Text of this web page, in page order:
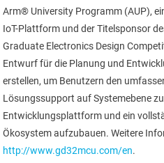
Arm® University Programm (AUP),
IoT-Plattform und der Titelsponsor
Graduate Electronics Design
Entwurf für die Planung und
erstellen, um Benutzern den
Lösungssupport auf Systemebene
Entwicklungsplattform und ein
Ökosystem aufzubauen. Weitere
http://www.gd32mcu.com/en.